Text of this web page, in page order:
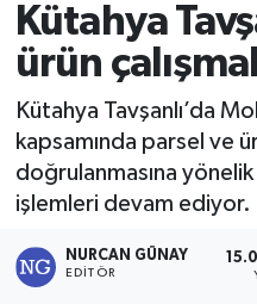
Kütahya
ürün
Kütahya Tavşanlı’da
kapsamında parsel ve
doğrulanmasına
işlemleri devam ediyor.
NURCAN GÜNAY
EDITÖR
Bölge
Çavdarhisar
Domaniç
Dumlupınar
Dünya
Son Dakika
Haber Arşivi